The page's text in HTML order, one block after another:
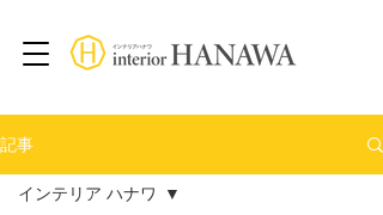
記事
インテリア ハナワ